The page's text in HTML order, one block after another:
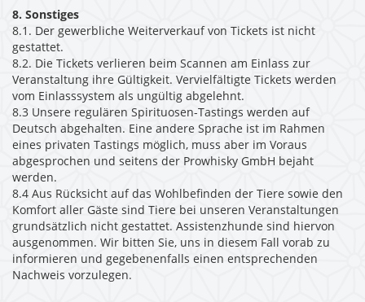
8. Sonstiges
8.1. Der gewerbliche Weiterverkauf von Tickets ist nicht
gestattet.
8.2. Die Tickets verlieren beim Scannen am Einlass zur
Veranstaltung ihre Gültigkeit. Vervielfältigte Tickets werden
vom Einlasssystem als ungültig abgelehnt.
8.3 Unsere regulären Spirituosen-Tastings werden auf
Deutsch abgehalten. Eine andere Sprache ist im Rahmen
eines privaten Tastings möglich, muss aber im Voraus
abgesprochen und seitens der Prowhisky GmbH bejaht
werden.
8.4 Aus Rücksicht auf das Wohlbefinden der Tiere sowie den
Komfort aller Gäste sind Tiere bei unseren Veranstaltungen
grundsätzlich nicht gestattet. Assistenzhunde sind hiervon
ausgenommen. Wir bitten Sie, uns in diesem Fall vorab zu
informieren und gegebenenfalls einen entsprechenden
Nachweis vorzulegen.